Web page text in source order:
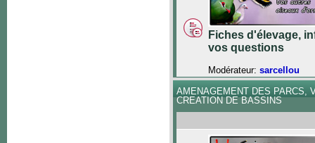
Fiches d'élevage,
vos questions
Modérateur: sarcellou
AMENAGEMENT DES PARCS,
CREATION DE BASSINS